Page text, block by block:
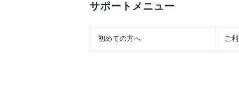
サポートメニュー
初めての方へ ご